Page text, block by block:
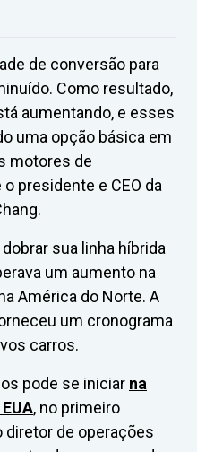
de conversão para
Como resultado,
aumentando, e esses
uma opção básica em
motores de
presidente e CEO da
sua linha híbrida
um aumento na
América do Norte. A
um cronograma
carros.
pode se iniciar na
, no primeiro
de operações